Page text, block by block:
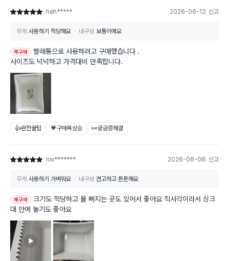
별점 5점 heh***** 2026-06-12 신고
무게 사용하기 적당해요 내구성 보통이에요
재구매
빨래통으로 사용하려고 구매했습니다 .
사이즈도 넉넉하고 가격대비 만족합니다.
👍완전꿀팁 💗구매욕상승 👀궁금증해결
별점 5점 lov******* 2026-06-06 신고
무게 사용하기 가벼워요 내구성 견고하고 튼튼해요
재구매
크기도 적당하고 물 빠지는 곳도 있어서 좋아요 직사각이라서 싱크
대 안에 놓기도 좋아요